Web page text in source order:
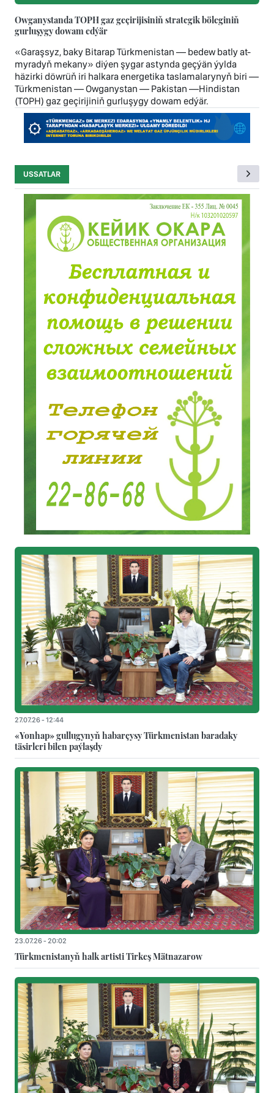
Owganystanda TOPH gaz geçirijisiniň strategik böleginiň
gurluşygy dowam edýär
«Garaşsyz, baky Bitarap Türkmenistan — bedew batly at-
myradyň mekany» diýen şygar astynda geçýän ýylda
häzirki döwrüň iri halkara energetika taslamalarynyň biri —
Türkmenistan — Owganystan — Pakistan —Hindistan
(TOPH) gaz geçirijiniň gurluşygy dowam edýär.
USSATLAR
27.07.26 - 12:44
«Yonhap» gullugynyň habarçysy Türkmenistan baradaky
täsirleri bilen paýlaşdy
23.07.26 - 20:02
Türkmenistanyň halk artisti Tirkeş Mätnazarow